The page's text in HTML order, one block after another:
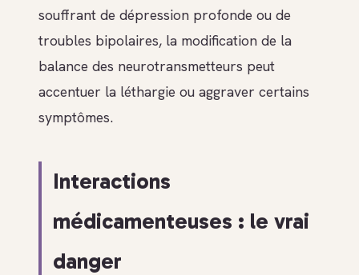
souffrant de dépression profonde ou de
troubles bipolaires, la modification de la
balance des neurotransmetteurs peut
accentuer la léthargie ou aggraver certains
symptômes.
Interactions
médicamenteuses : le vrai
danger